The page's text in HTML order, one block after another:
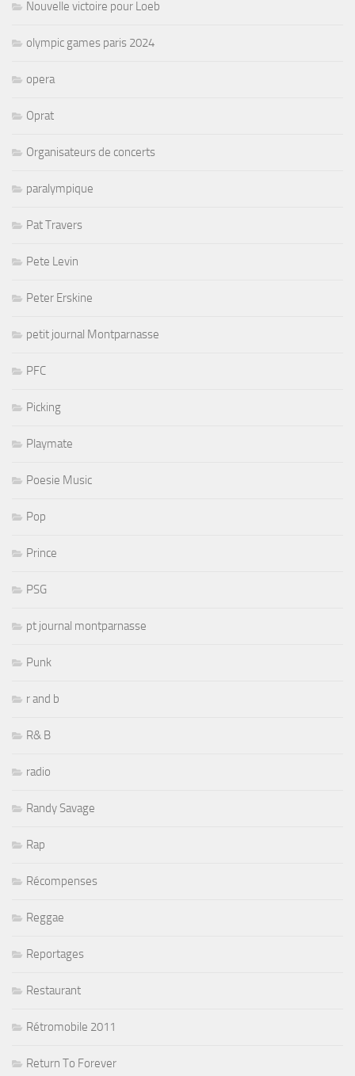
Nouvelle victoire pour Loeb
olympic games paris 2024
opera
Oprat
Organisateurs de concerts
paralympique
Pat Travers
Pete Levin
Peter Erskine
petit journal Montparnasse
PFC
Picking
Playmate
Poesie Music
Pop
Prince
PSG
pt journal montparnasse
Punk
r and b
R& B
radio
Randy Savage
Rap
Récompenses
Reggae
Reportages
Restaurant
Rétromobile 2011
Return To Forever